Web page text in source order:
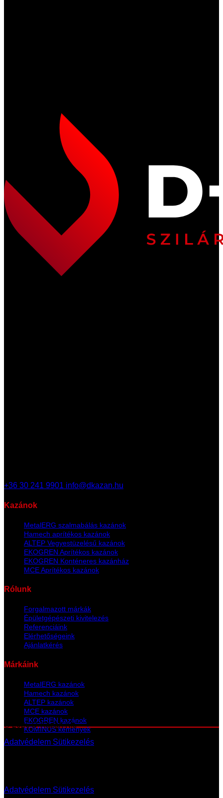
+36 30 241 9901 info@dkazan.hu
Kazánok
MetalERG szalmabálás kazánok
Hamech aprítékos kazánok
ALTEP Vegyestüzelésű kazánok
EKOGREN Aprítékos kazánok
EKOGREN Konténeres kazánház
MCE Aprítékos kazánok
Rólunk
Forgalmazott márkák
Épületgépészeti kivitelezés
Referenciáink
Elérhetőségeink
Ajánlatkérés
Márkáink
MetalERG kazánok
Hamech kazánok
ALTEP kazánok
MCE kazánok
EKOGREN kazánok
KOMINUS kémények
© 2026 D-Kazán Kft.
Adatvédelem Sütikezelés
Adatvédelem Sütikezelés